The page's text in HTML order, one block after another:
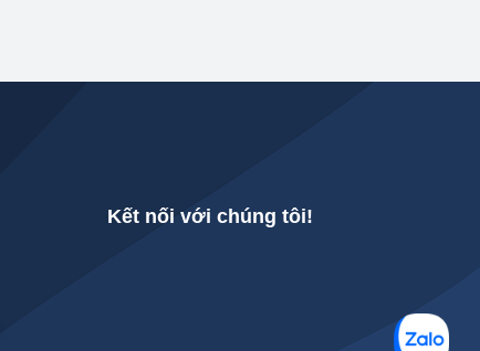
Kết nối với chúng tôi!